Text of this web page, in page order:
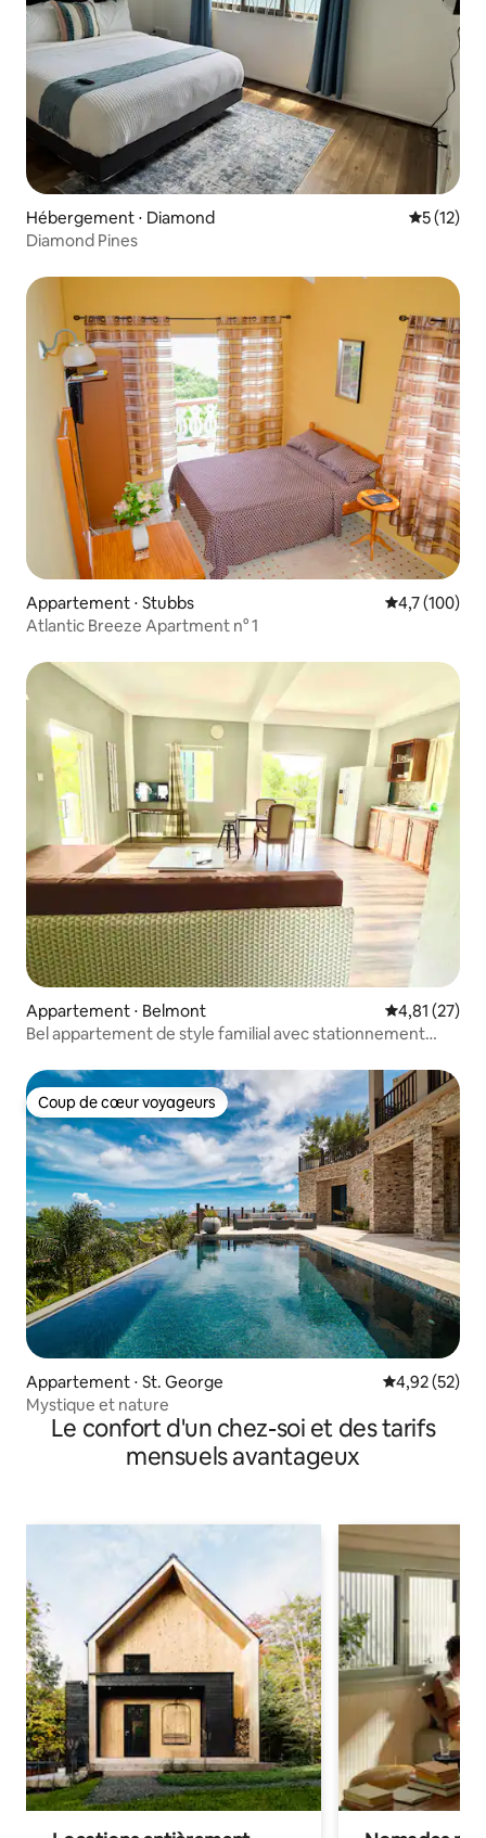
Hébergement ⋅ Diamond
5 (12)
Diamond Pines
Appartement ⋅ Stubbs Évaluation
4,7 (100)
Atlantic Breeze Apartment n° 1
Appartement ⋅ Belmont Évaluation
4,81 (27)
Bel appartement de style familial avec stationnement
Coup de cœur voyageurs
Coup de cœur voyageurs
Appartement ⋅ St. George Évaluation
4,92 (52)
Mystique et nature
Le confort d'un chez-soi et des tarifs
mensuels avantageux